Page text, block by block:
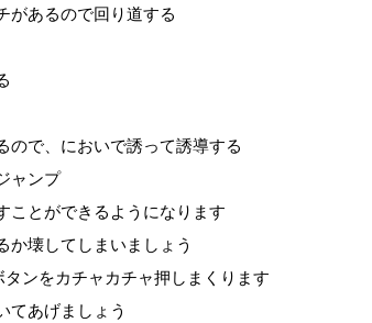
があるので回り道する
ので、においで誘って誘導する
ャンプ
ことができるようになります
か壊してしまいましょう
ンをカチャカチャ押しまくります
てあげましょう